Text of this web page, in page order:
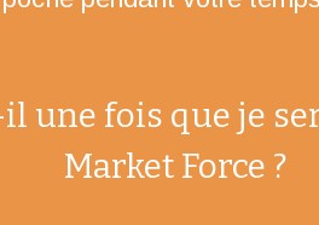
une fois que je
Market Force ?